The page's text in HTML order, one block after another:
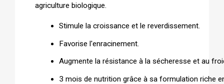
agriculture biologique.
Stimule la croissance et le reverdissement.
Favorise l'enracinement.
Augmente la résistance à la sécheresse et au
3 mois de nutrition grâce à sa formulation riche